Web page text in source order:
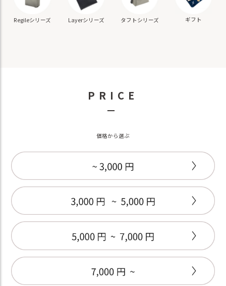
Regileシリーズ Layerシリーズ タフトシリーズ ギフト
PRICE
－
価格から選ぶ